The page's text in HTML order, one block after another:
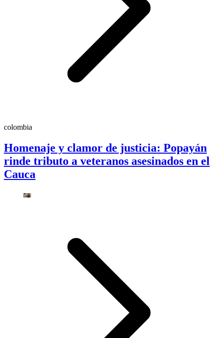
colombia
Homenaje y clamor de justicia: Popayán
rinde tributo a veteranos asesinados en el
Cauca